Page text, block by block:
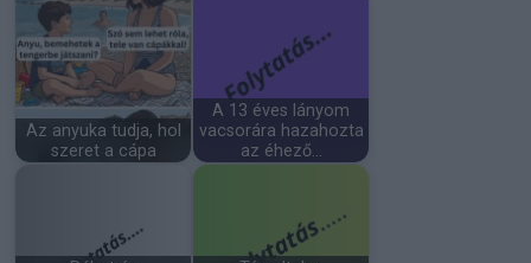
Az anyuka tudja, hol
szeret a cápa
A 13 éves lányom
vacsorára hazahozta
az éhező…